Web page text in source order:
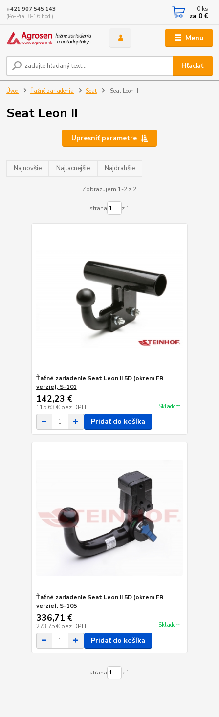
Menu
Hľadať
+421 907 545 143
(Po-Pia, 8-16 hod.)
0 ks
za 0 €
Úvod Ťažné zariadenia Seat Seat Leon II
Seat Leon II
Upresniť parametre
Najnovšie Najlacnejšie Najdrahšie
Zobrazujem 1-2 z 2
strana z 1
Ťažné zariadenie Seat Leon II 5D (okrem FR
verzie), S-101
142,23 €
115,63 € bez DPH Skladom
Pridať do košíka
Ťažné zariadenie Seat Leon II 5D (okrem FR
verzie), S-105
336,71 €
273,75 € bez DPH Skladom
Pridať do košíka
strana z 1